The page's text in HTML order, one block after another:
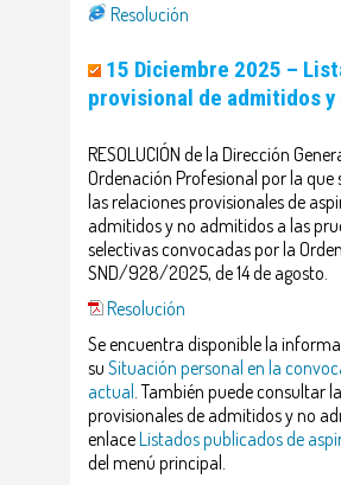
Resolución
15 Diciembre 2025 –
provisional de admitidos
RESOLUCIÓN de la Dirección
Ordenación Profesional por la que
las relaciones provisionales de
admitidos y no admitidos a las
selectivas convocadas por la Orden
SND/928/2025, de 14 de agosto.
Resolución
Se encuentra disponible la
su Situación personal en la
actual. También puede consultar
provisionales de admitidos y no
enlaceListados publicados de
del menú principal.